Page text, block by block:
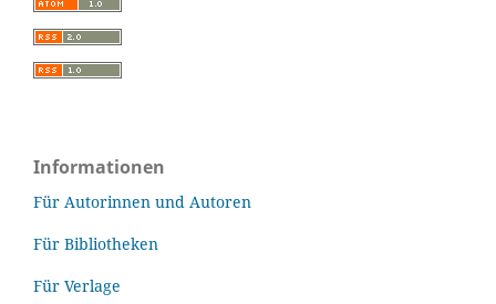
Informationen
Für Autorinnen und Autoren
Für Bibliotheken
Für Verlage